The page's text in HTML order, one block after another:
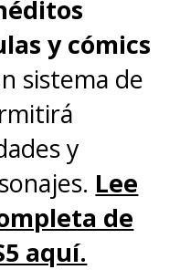
y cómics
sistema de
y
Lee
de
aquí.